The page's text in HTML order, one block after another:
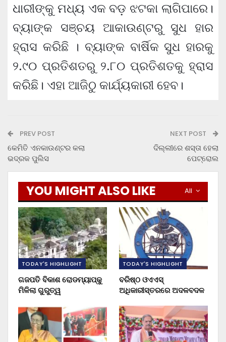
ଧାରୀଙ୍କୁ ମଧ୍ୟ ଏକ ବଡ଼ ଝଟକା ଲାଗିପାରେ।
ବ୍ୟାଙ୍କ ସଞ୍ଚୟ ଆକାଉଣ୍ଟରୁ ସୁଧ ହାର
ହ୍ରାସ କରିଛି । ବ୍ୟାଙ୍କ ବାର୍ଷିକ ସୁଧ ହାରକୁ
୨.୯୦ ପ୍ରତିଶତରୁ ୨.୮୦ ପ୍ରତିଶତକୁ ହ୍ରାସ
କରିଛି। ଏହା ଆଜିଠୁ କାର୍ଯ୍ୟକାରୀ ହେବ।
PREV POST
କେମିତି ଏନକାଉଣ୍ଟର କଲା
ଭଦ୍ରକ ପୁଲିସ
NEXT POST
ଦିଲ୍ଲୀରେ ଶସ୍ତା ହେଲା
ପେଟ୍ରୋଲ
All
YOU MIGHT ALSO LIKE
TODAY'S HIGHLIGHT
ଗଜପତି ବିକାଶ ରୋଡମ୍ୟାପ୍‌କୁ
ମିଳିଲା ଗୁରୁତ୍ୱ
TODAY'S HIGHLIGHT
ବରିଷ୍ଠ ଓଏଏସ୍‌
ଅଧିକାରୀସ୍ତରରେ ଅଦଳବଦଳ